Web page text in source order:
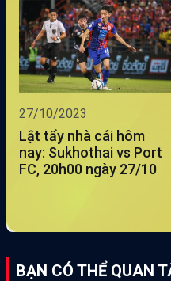
27/10/2023
Lật tẩy nhà cái hôm
nay: Sukhothai vs Port
FC, 20h00 ngày 27/10
BẠN CÓ THỂ QUAN